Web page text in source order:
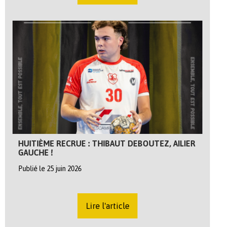
HUITIÈME RECRUE : THIBAUT DEBOUTEZ, AILIER
GAUCHE !
Publié le 25 juin 2026
Lire l'article